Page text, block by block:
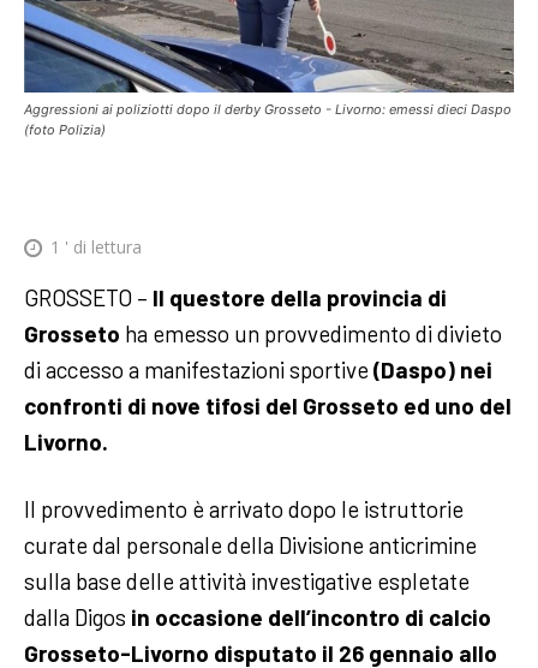
Aggressioni ai poliziotti dopo il derby Grosseto - Livorno: emessi dieci Daspo
(foto Polizia)
1 ' di lettura
GROSSETO – Il questore della provincia di
Grosseto ha emesso un provvedimento di divieto
di accesso a manifestazioni sportive (Daspo) nei
confronti di nove tifosi del Grosseto ed uno del
Livorno.
Il provvedimento è arrivato dopo le istruttorie
curate dal personale della Divisione anticrimine
sulla base delle attività investigative espletate
dalla Digos in occasione dell’incontro di calcio
Grosseto-Livorno disputato il 26 gennaio allo